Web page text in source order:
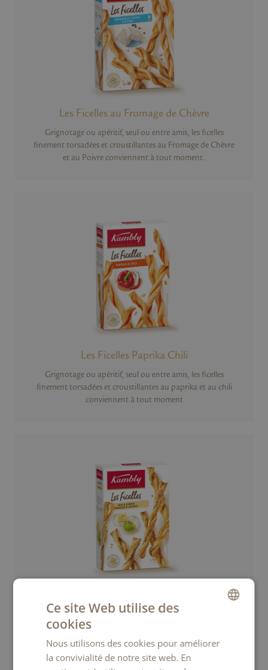
Les Ficelles au Fromage de Chèvre
Grignotage ou apéritif, seul ou entre amis, les ficelles
finement torsadées et croustillantes au Fromage de Chèvre
et au Poivre conviennent à tout moment.
Les Ficelles Paprika Chili
Grignotage ou apéritif, seul ou entre amis, les ficelles
finement torsadées et croustillantes au paprika et au chili
conviennent à tout moment
Biscuit feuilleté classique au fromage et aux légumes
FRENCH
Ce site Web utilise des
cookies
Nous utilisons des cookies pour améliorer
la convivialité de notre site web. En